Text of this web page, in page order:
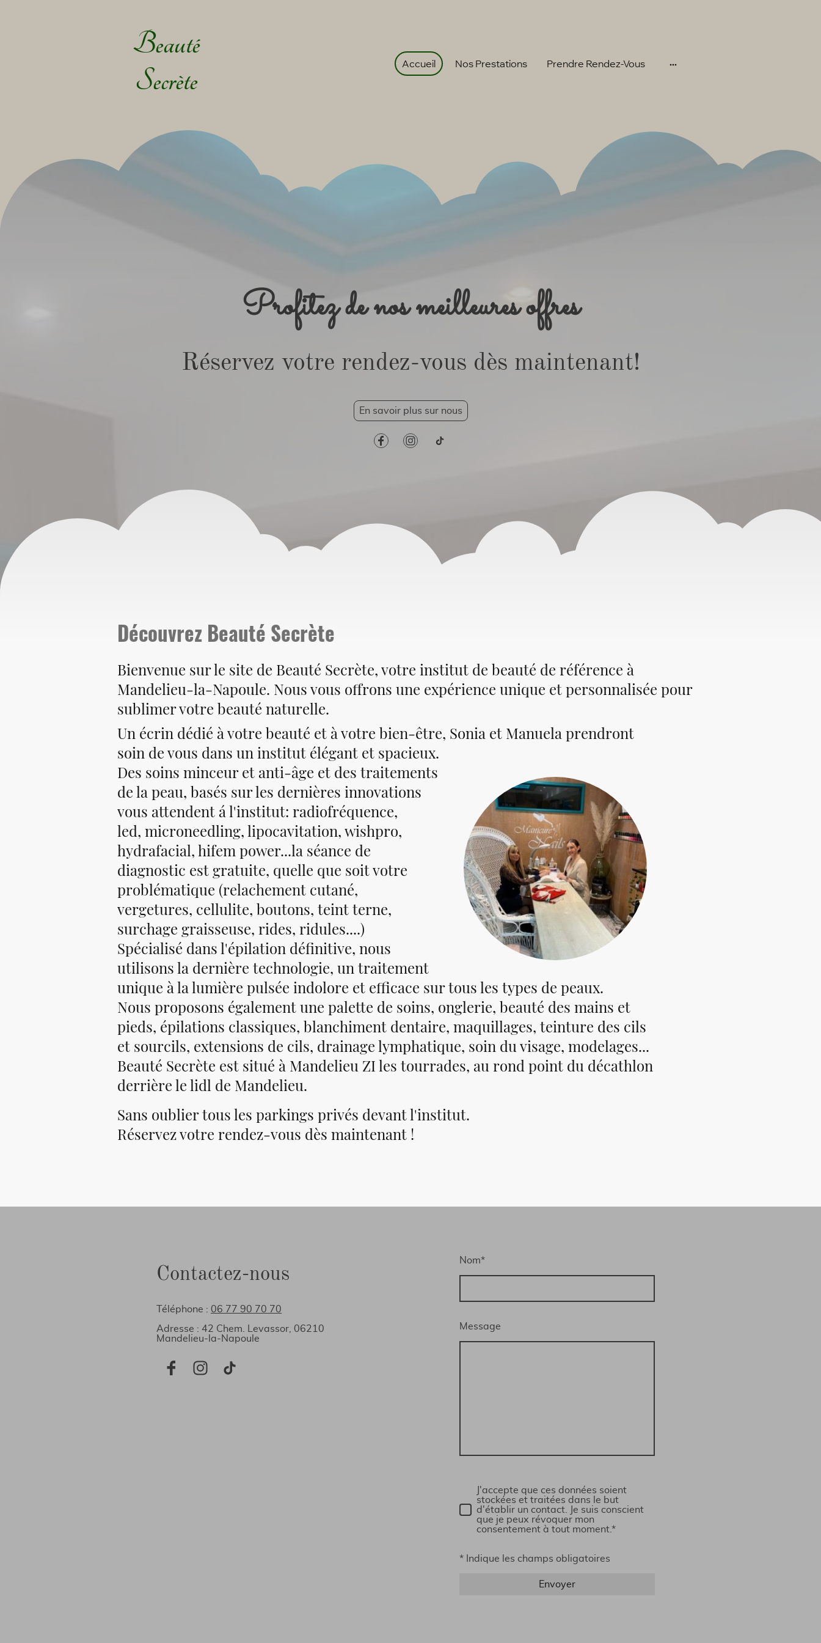
Beauté
Secrète Accueil Nos Prestations Prendre Rendez-Vous
Profitez de nos meilleures offres
Réservez votre rendez-vous dès maintenant!
En savoir plus sur nous
Découvrez Beauté Secrète
Bienvenue sur le site de Beauté Secrète, votre institut de beauté de référence à
Mandelieu-la-Napoule. Nous vous offrons une expérience unique et personnalisée pour
sublimer votre beauté naturelle.
Un écrin dédié à votre beauté et à votre bien-être, Sonia et Manuela prendront
soin de vous dans un institut élégant et spacieux.
Des soins minceur et anti-âge et des traitements
de la peau, basés sur les dernières innovations
vous attendent á l'institut: radiofréquence,
led, microneedling, lipocavitation, wishpro,
hydrafacial, hifem power...la séance de
diagnostic est gratuite, quelle que soit votre
problématique (relachement cutané,
vergetures, cellulite, boutons, teint terne,
surchage graisseuse, rides, ridules....)
Spécialisé dans l'épilation définitive, nous
utilisons la dernière technologie, un traitement
unique à la lumière pulsée indolore et efficace sur tous les types de peaux.
Nous proposons également une palette de soins, onglerie, beauté des mains et
pieds, épilations classiques, blanchiment dentaire, maquillages, teinture des cils
et sourcils, extensions de cils, drainage lymphatique, soin du visage, modelages...
Beauté Secrète est situé à Mandelieu ZI les tourrades, au rond point du décathlon
derrière le lidl de Mandelieu.
Sans oublier tous les parkings privés devant l'institut.
Réservez votre rendez-vous dès maintenant !
Contactez-nous
Téléphone : 06 77 90 70 70
Adresse : 42 Chem. Levassor, 06210
Mandelieu-la-Napoule
Nom*
Message
J'accepte que ces données soient
stockées et traitées dans le but
d'établir un contact. Je suis conscient
que je peux révoquer mon
consentement à tout moment.*
* Indique les champs obligatoires
Envoyer